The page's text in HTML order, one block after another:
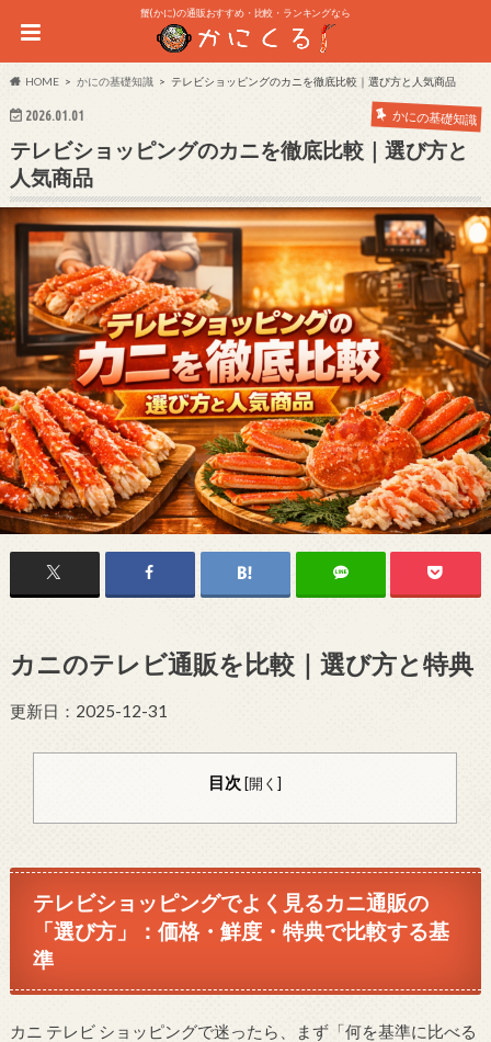
蟹(かに)の通販おすすめ・比較・ランキングなら
HOME かにの基礎知識 テレビショッピングのカニを徹底比較｜選び方と人気商品
2026.01.01 かにの基礎知識
テレビショッピングのカニを徹底比較｜選び方と
人気商品
カニのテレビ通販を比較｜選び方と特典
更新日：2025-12-31
目次 [開く]
テレビショッピングでよく見るカニ通販の
「選び方」：価格・鮮度・特典で比較する基
準
カニ テレビ ショッピングで迷ったら、まず「何を基準に比べる